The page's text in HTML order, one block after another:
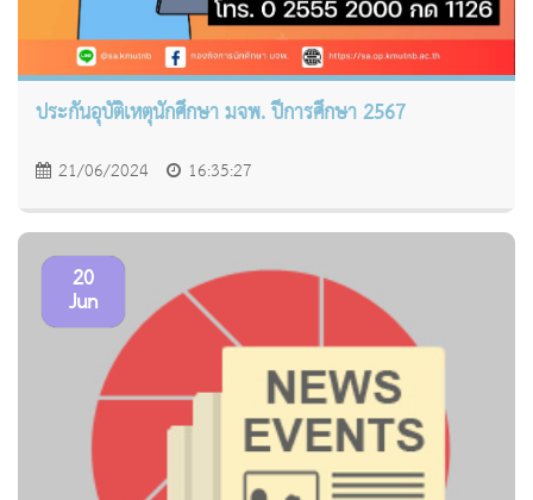
ประกันอุบัติเหตุนักศึกษา มจพ. ปีการศึกษา 2567
21/06/2024 16:35:27
20
Jun